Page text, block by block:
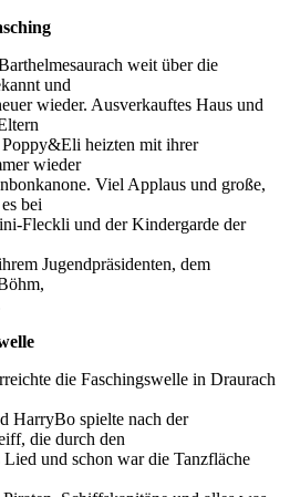
weit über die
und
wieder. Ausverkauftes Haus und
heizten mit ihrer
wieder
Viel Applaus und große,
bei
Fleckli und der Kindergarde der
Jugendpräsidenten, dem
die Faschingswelle in Draurach
HarryBo spielte nach der
die durch den
und schon war die Tanzfläche